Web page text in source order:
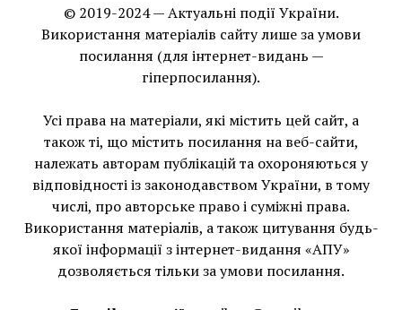
© 2019-2024 — Актуальні події України.
Використання матеріалів сайту лише за умови
посилання (для інтернет-видань —
гіперпосилання).
Усі права на матеріали, які містить цей сайт, а
також ті, що мiстить посилання на веб-сайти,
належать авторам публікацій та охороняються у
відповідності із законодавством України, в тому
числі, про авторське право і суміжні права.
Використання матерiалiв, а також цитування будь-
якої інформації з інтернет-видання «АПУ»
дозволяється тільки за умови посилання.